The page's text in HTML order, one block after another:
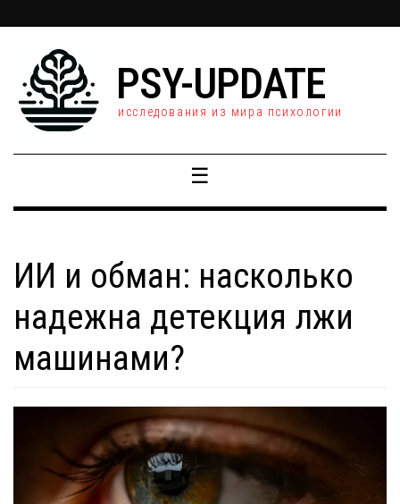
PSY-UPDATE
исследования из мира психологии
☰
ИИ и обман: насколько
надежна детекция лжи
машинами?